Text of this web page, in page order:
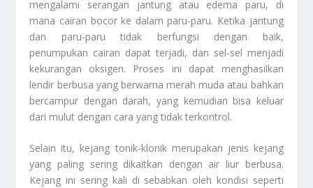
mengalami serangan jantung atau edema paru, di
mana cairan bocor ke dalam paru-paru. Ketika jantung
dan paru-paru tidak berfungsi dengan baik,
penumpukan cairan dapat terjadi, dan sel-sel menjadi
kekurangan oksigen. Proses ini dapat menghasilkan
lendir berbusa yang berwarna merah muda atau bahkan
bercampur dengan darah, yang kemudian bisa keluar
dari mulut dengan cara yang tidak terkontrol.
Selain itu, kejang tonik-klonik merupakan jenis kejang
yang paling sering dikaitkan dengan air liur berbusa.
Kejang ini sering kali di sebabkan oleh kondisi seperti